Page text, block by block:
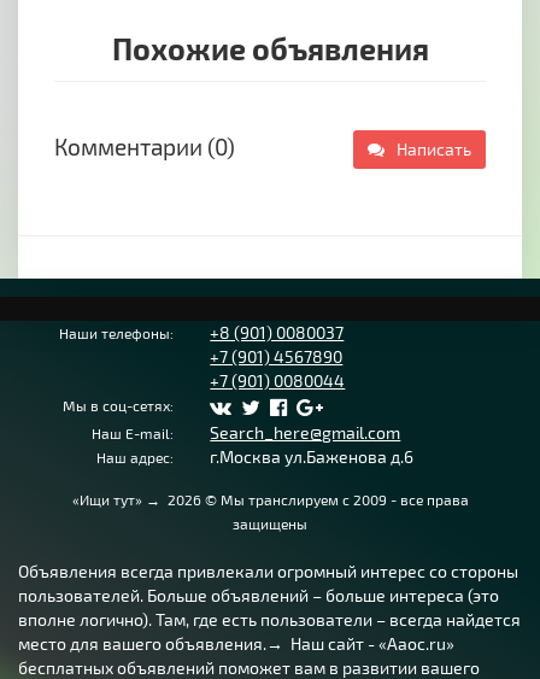
Похожие объявления
Комментарии (0) Написать
Наши телефоны:
+8 (901) 0080037
+7 (901) 4567890
+7 (901) 0080044
Мы в соц-сетях:
Наш E-mail:
Search_here@gmail.com
Наш адрес: г.Москва ул.Баженова д.6
«Ищи тут» → 2026© Мы транслируем с 2009 - все права
защищены
Объявления всегда привлекали огромный интерес со стороны
пользователей. Больше объявлений – больше интереса (это
вполне логично). Там, где есть пользователи – всегда найдется
место для вашего объявления.→ Наш сайт - «Aaoc.ru»
бесплатных объявлений поможет вам в развитии вашего